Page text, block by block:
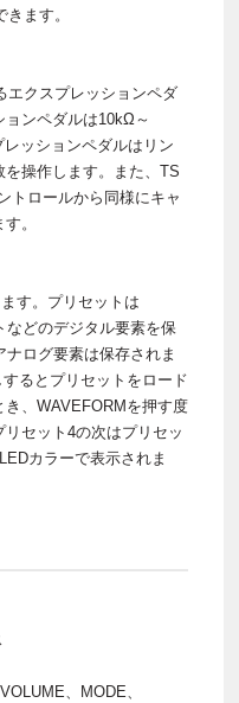
ます。
エクスプレッションペダ
ョンペダルは10kΩ～
ッションペダルはリン
操作します。また、TS
トロールから同様にキャ
。
す。プリセットは
などのデジタル要素を保
ログ要素は保存されま
るとプリセットをロード
、WAVEFORMを押す度
セット4の次はプリセッ
カラーで表示されま
、MODE、